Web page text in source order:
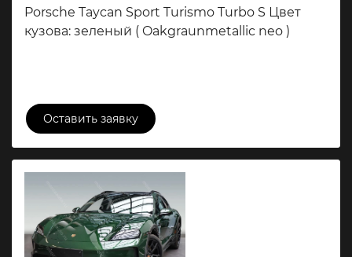
Porsche Taycan Sport Turismo Turbo S Цвет
кузова: зеленый ( Oakgraunmetallic neo )
Оставить заявку